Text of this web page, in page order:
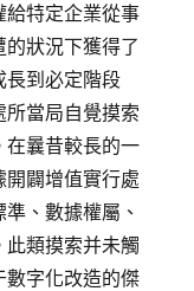
給特定企業從事
狀況下獲得了
長到必定階段
當局自覺摸索
在曩昔較長的一
闢增值實行處
、數據權屬、
類摸索并未觸
數字化改造的傑